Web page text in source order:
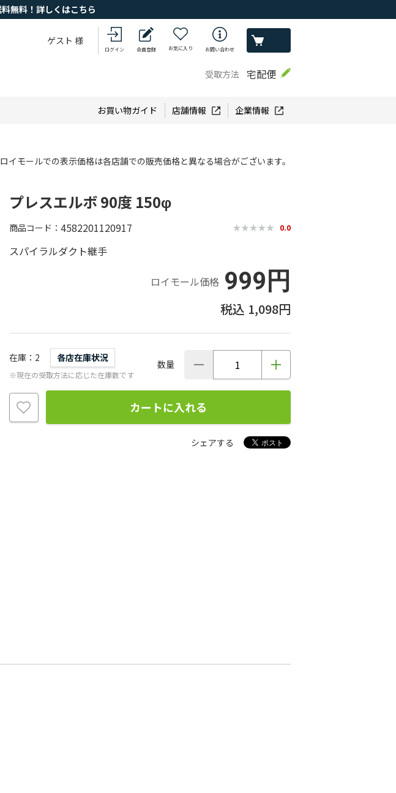
無料！詳しくはこちら
ゲスト 様
ログイン 会員登録 お気に入り お問い合わせ
受取方法 宅配便
お買い物ガイド 店舗情報 企業情報
ロイモールでの表示価格は各店舗での販売価格と異なる場合がございます。
プレスエルボ 90度 150φ
商品コード 4582201120917 0.0
スパイラルダクト継手
ロイモール価格 999円
1,098円
在庫 2 各店在庫状況
※現在の受取方法に応じた在庫数です
数量
カートに入れる
シェアする